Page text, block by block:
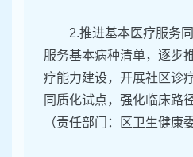
2.推进基本医疗服务
服务基本病种清单，逐步
疗能力建设，开展社区诊
同质化试点，强化临床路
（责任部门：区卫生健康委